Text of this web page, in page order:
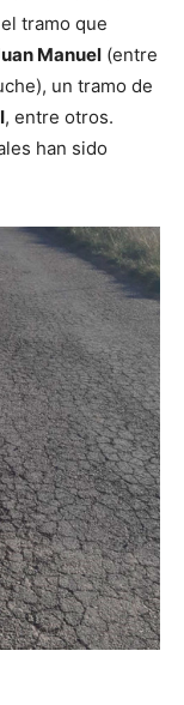
tramo que
Manuel (entre
un tramo de
, entre otros.
han sido